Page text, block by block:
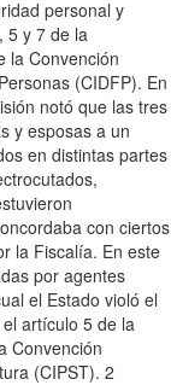
personal y
5 y 7 de la
la Convención
(CIDFP). En
notó que las tres
y esposas a un
en distintas partes
con ciertos
la Fiscalía. En este
por agentes
el Estado violó el
artículo 5 de la
Convención
(CIPST). 2